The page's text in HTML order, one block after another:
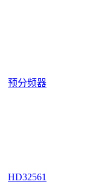
预分频器
HD32561